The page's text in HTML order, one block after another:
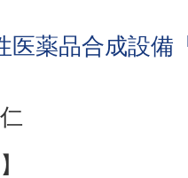
医薬品合成設備